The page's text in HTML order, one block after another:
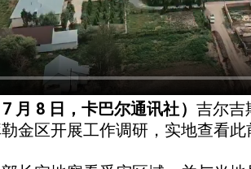
月 8 日，卡巴尔通讯社） 吉尔吉
金区开展工作调研，实地查看